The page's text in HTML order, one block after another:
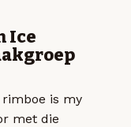
Ice
is my
met die